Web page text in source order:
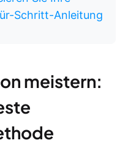
Schritt-Anleitung
meistern: